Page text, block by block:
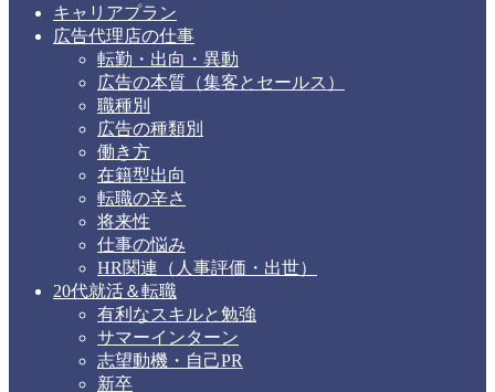
キャリアプラン
広告代理店の仕事
転勤・出向・異動
広告の本質（集客とセールス）
職種別
広告の種類別
働き方
在籍型出向
転職の辛さ
将来性
仕事の悩み
HR関連（人事評価・出世）
20代就活＆転職
有利なスキルと勉強
サマーインターン
志望動機・自己PR
新卒